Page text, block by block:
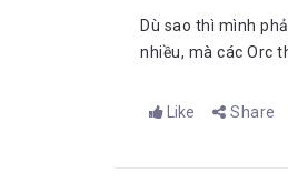
Dù sao thì mình
nhiều, mà các Orc
Like Share